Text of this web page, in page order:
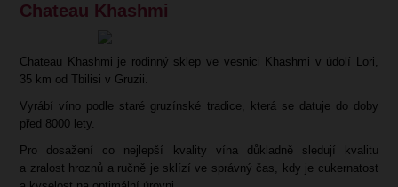
Chateau Khashmi
Chateau Khashmi je rodinný sklep ve vesnici Khashmi v údolí Lori,
35 km od Tbilisi v Gruzii.
Vyrábí víno podle staré gruzínské tradice, která se datuje do doby
před 8000 lety.
Pro dosažení co nejlepší kvality vína důkladně sledují kvalitu
a zralost hroznů a ručně je sklízí ve správný čas, kdy je cukernatost